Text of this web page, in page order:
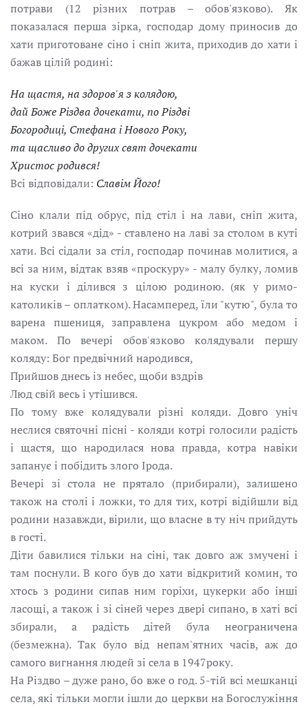
потрави (12 різних потрав – обов'язково). Як
показалася перша зірка, господар дому приносив до
хати приготоване сіно і сніп жита, приходив до хати і
бажав цілій родині:
На щастя, на здоров'я з колядою,
дай Боже Різдва дочекати, по Різдві
Богородиці, Стефана і Нового Року,
та щасливо до других свят дочекати
Христос родився!
Всі відповідали: Славім Його!
Сіно клали під обрус, під стіл і на лави, сніп жита,
котрий звався «дід» - ставлено на лаві за столом в куті
хати. Всі сідали за стіл, господар починав молитися, а
всі за ним, відтак взяв «проскуру» - малу булку, ломив
на куски і ділився з цілою родиною. (як у римо-
католиків – оплатком). Насамперед, їли "кутю", була то
варена пшениця, заправлена цукром або медом і
маком. По вечері обов'язково колядували першу
коляду: Бог предвічний народився,
Прийшов днесь із небес, щоби вздрів
Люд свій весь і утішився.
По тому вже колядували різні коляди. Довго уніч
неслися святочні пісні - коляди котрі голосили радість
і щастя, що народилася нова правда, котра навіки
запанує і побідить злого Ірода.
Вечері зі стола не прятало (прибирали), залишено
також на столі і ложки, то для тих, котрі відійшли від
родини назавжди, вірили, що власне в ту ніч прийдуть
в гості.
Діти бавилися тільки на сіні, так довго аж змучені і
там поснули. В кого був до хати відкритий комин, то
хтось з родини сипав ним горіхи, цукерки або інші
ласощі, а також і зі сіней через двері сипано, в хаті всі
збирали, а радість дітей була неограничена
(безмежна). Так було від непам'ятних часів, аж до
самого вигнання людей зі села в 1947року.
На Різдво – дуже рано, бо вже о год. 5-тій всі мешканці
села, які тільки могли ішли до церкви на Богослужіння